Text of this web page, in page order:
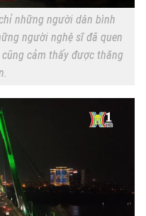
những người dân bình
người nghệ sĩ đã quen
cảm thấy được thăng